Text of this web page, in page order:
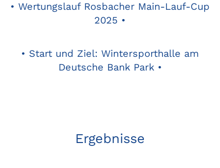
• Wertungslauf Rosbacher Main-Lauf-Cup
2025 •
• Start und Ziel: Wintersporthalle am
Deutsche Bank Park •
Ergebnisse